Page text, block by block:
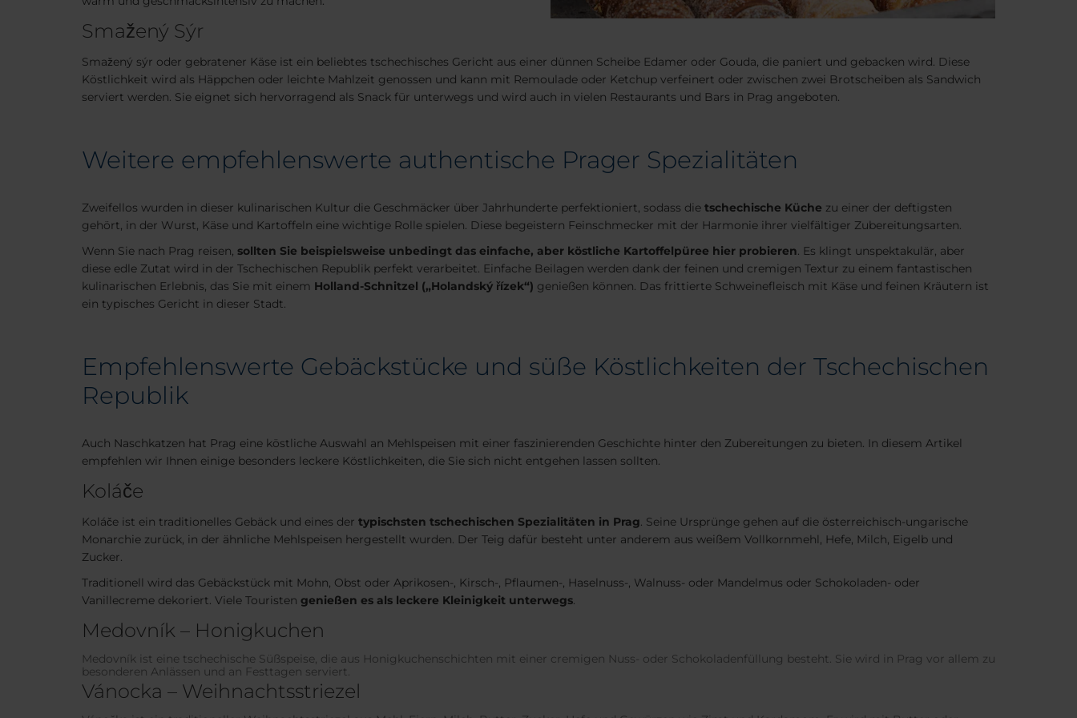
Smažený Sýr
Smažený sýr oder gebratener Käse ist ein beliebtes tschechisches Gericht aus einer dünnen Scheibe Edamer oder Gouda, die paniert und gebacken wird. Diese
Köstlichkeit wird als Häppchen oder leichte Mahlzeit genossen und kann mit Remoulade oder Ketchup verfeinert oder zwischen zwei Brotscheiben als Sandwich
serviert werden. Sie eignet sich hervorragend als Snack für unterwegs und wird auch in vielen Restaurants und Bars in Prag angeboten.
Weitere empfehlenswerte authentische Prager Spezialitäten
Zweifellos wurden in dieser kulinarischen Kultur die Geschmäcker über Jahrhunderte perfektioniert, sodass die tschechische Küche zu einer der deftigsten
gehört, in der Wurst, Käse und Kartoffeln eine wichtige Rolle spielen. Diese begeistern Feinschmecker mit der Harmonie ihrer vielfältiger Zubereitungsarten.
Wenn Sie nach Prag reisen, sollten Sie beispielsweise unbedingt das einfache, aber köstliche Kartoffelpüree hier probieren. Es klingt unspektakulär, aber
diese edle Zutat wird in der Tschechischen Republik perfekt verarbeitet. Einfache Beilagen werden dank der feinen und cremigen Textur zu einem fantastischen
kulinarischen Erlebnis, das Sie mit einem Holland-Schnitzel („Holandský řízek“) genießen können. Das frittierte Schweinefleisch mit Käse und feinen Kräutern ist
ein typisches Gericht in dieser Stadt.
Empfehlenswerte Gebäckstücke und süße Köstlichkeiten der Tschechischen
Republik
Auch Naschkatzen hat Prag eine köstliche Auswahl an Mehlspeisen mit einer faszinierenden Geschichte hinter den Zubereitungen zu bieten. In diesem Artikel
empfehlen wir Ihnen einige besonders leckere Köstlichkeiten, die Sie sich nicht entgehen lassen sollten.
Koláče
Koláče ist ein traditionelles Gebäck und eines der typischsten tschechischen Spezialitäten in Prag. Seine Ursprünge gehen auf die österreichisch-ungarische
Monarchie zurück, in der ähnliche Mehlspeisen hergestellt wurden. Der Teig dafür besteht unter anderem aus weißem Vollkornmehl, Hefe, Milch, Eigelb und
Zucker.
Traditionell wird das Gebäckstück mit Mohn, Obst oder Aprikosen-, Kirsch-, Pflaumen-, Haselnuss-, Walnuss- oder Mandelmus oder Schokoladen- oder
Vanillecreme dekoriert. Viele Touristen genießen es als leckere Kleinigkeit unterwegs.
Medovník – Honigkuchen
Medovník ist eine tschechische Süßspeise, die aus Honigkuchenschichten mit einer cremigen Nuss- oder Schokoladenfüllung besteht. Sie wird in Prag vor allem zu
besonderen Anlässen und an Festtagen serviert.
Vánocka – Weihnachtsstriezel